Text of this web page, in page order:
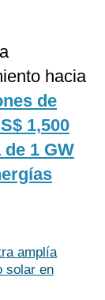
hacia
de
1,500
1 GW
amplía
solar en